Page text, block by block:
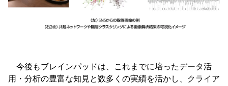
今後もブレインパッドは、これまでに培ったデータ活
用・分析の豊富な知見と数多くの実績を活かし、クライア